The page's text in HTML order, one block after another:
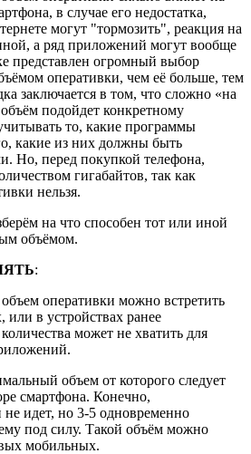
в случае его недостатка,
могут "тормозить", реакция на
а ряд приложений могут вообще
представлен огромный выбор
оперативки, чем её больше, тем
заключается в том, что сложно «на
подойдет конкретному
то, какие программы
какие из них должны быть
Но, перед покупкой телефона,
гигабайтов, так как
нельзя.
на что способен тот или иной
объёмом.
:
оперативки можно встретить
в устройствах ранее
может не хватить для
объем от которого следует
смартфона. Конечно,
не идет, но 3-5 одновременно
под силу. Такой объём можно
мобильных.